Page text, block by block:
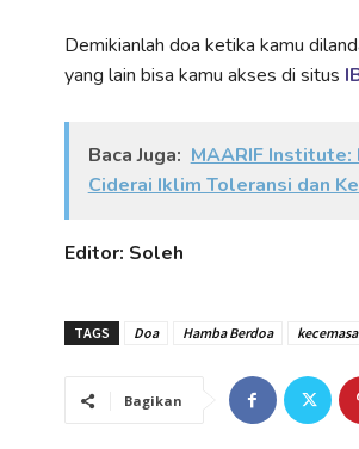
Demikianlah doa ketika kamu
yang lain bisa kamu akses di situs
Baca Juga: MAARIF Institute:
Ciderai Iklim Toleransi dan
Editor: Soleh
TAGS Doa Hamba Berdoa
Bagikan